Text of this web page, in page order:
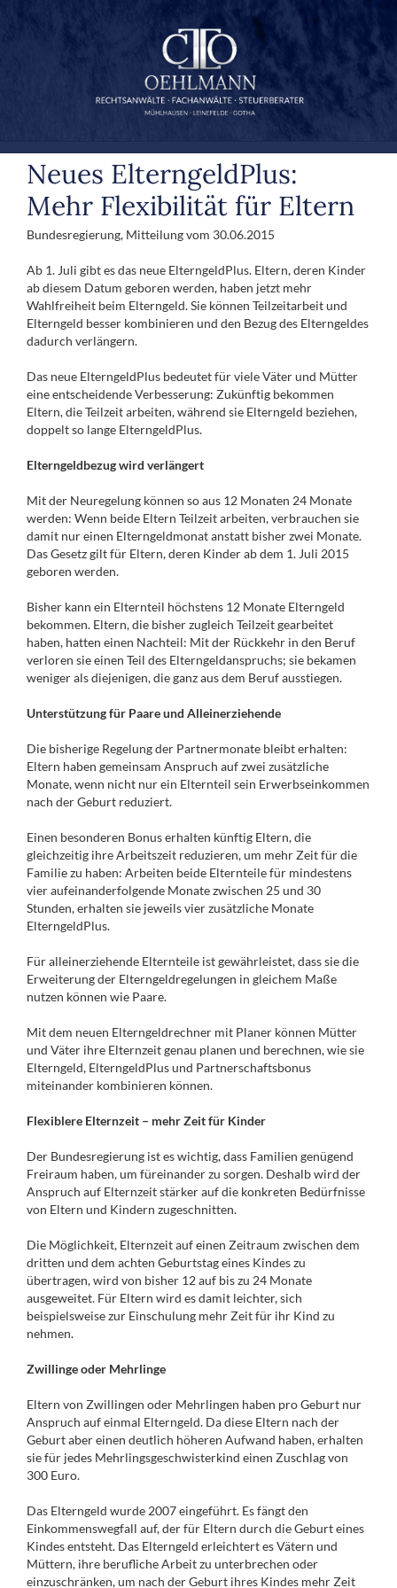
Neues ElterngeldPlus:
Mehr Flexibilität für Eltern
Bundesregierung, Mitteilungvom 30.06.2015
Ab 1. Juli gibt es das neue ElterngeldPlus. Eltern, deren Kinder
ab diesem Datum geboren werden, haben jetzt mehr
Wahlfreiheit beim Elterngeld. Sie können Teilzeitarbeit und
Elterngeld besser kombinieren und den Bezug des Elterngeldes
dadurch verlängern.
Das neue ElterngeldPlus bedeutet für viele Väter und Mütter
eine entscheidende Verbesserung: Zukünftig bekommen
Eltern, die Teilzeit arbeiten, während sie Elterngeld beziehen,
doppelt so lange ElterngeldPlus.
Elterngeldbezug wird verlängert
Mit der Neuregelung können so aus 12 Monaten 24 Monate
werden: Wenn beide Eltern Teilzeit arbeiten, verbrauchen sie
damit nur einen Elterngeldmonat anstatt bisher zwei Monate.
Das Gesetz gilt für Eltern, deren Kinder ab dem 1. Juli 2015
geboren werden.
Bisher kann ein Elternteil höchstens 12 Monate Elterngeld
bekommen. Eltern, die bisher zugleich Teilzeit gearbeitet
haben, hatten einen Nachteil: Mit der Rückkehr in den Beruf
verloren sie einen Teil des Elterngeldanspruchs; sie bekamen
weniger als diejenigen, die ganz aus dem Beruf ausstiegen.
Unterstützung für Paare und Alleinerziehende
Die bisherige Regelung der Partnermonate bleibt erhalten:
Eltern haben gemeinsam Anspruch auf zwei zusätzliche
Monate, wenn nicht nur ein Elternteil sein Erwerbseinkommen
nach der Geburt reduziert.
Einen besonderen Bonus erhalten künftig Eltern, die
gleichzeitig ihre Arbeitszeit reduzieren, um mehr Zeit für die
Familie zu haben: Arbeiten beide Elternteile für mindestens
vier aufeinanderfolgende Monate zwischen 25 und 30
Stunden, erhalten sie jeweils vier zusätzliche Monate
ElterngeldPlus.
Für alleinerziehende Elternteile ist gewährleistet, dass sie die
Erweiterung der Elterngeldregelungen in gleichem Maße
nutzen können wie Paare.
Mit dem neuen Elterngeldrechner mit Planer können Mütter
und Väter ihre Elternzeit genau planen und berechnen, wie sie
Elterngeld, ElterngeldPlus und Partnerschaftsbonus
miteinander kombinieren können.
Flexiblere Elternzeit – mehr Zeit für Kinder
Der Bundesregierung ist es wichtig, dass Familien genügend
Freiraum haben, um füreinander zu sorgen. Deshalb wird der
Anspruch auf Elternzeit stärker auf die konkreten Bedürfnisse
von Eltern und Kindern zugeschnitten.
Die Möglichkeit, Elternzeit auf einen Zeitraum zwischen dem
dritten und dem achten Geburtstag eines Kindes zu
übertragen, wird von bisher 12 auf bis zu 24 Monate
ausgeweitet. Für Eltern wird es damit leichter, sich
beispielsweise zur Einschulung mehr Zeit für ihr Kind zu
nehmen.
Zwillinge oder Mehrlinge
Eltern von Zwillingen oder Mehrlingen haben pro Geburt nur
Anspruch auf einmal Elterngeld. Da diese Eltern nach der
Geburt aber einen deutlich höheren Aufwand haben, erhalten
sie für jedes Mehrlingsgeschwisterkind einen Zuschlag von
300 Euro.
Das Elterngeld wurde 2007 eingeführt. Es fängt den
Einkommenswegfall auf, der für Eltern durch die Geburt eines
Kindes entsteht. Das Elterngeld erleichtert es Vätern und
Müttern, ihre berufliche Arbeit zu unterbrechen oder
einzuschränken, um nach der Geburt ihres Kindes mehr Zeit